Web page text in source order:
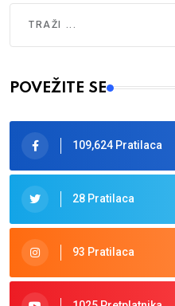
Type 2 or more characters
POVEŽITE SE
109,624 Pratilaca
28 Pratilaca
93 Pratilaca